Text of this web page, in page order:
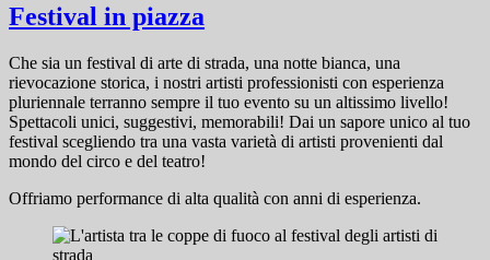
Festival in piazza
Che sia un festival di arte di strada, una notte bianca, una
rievocazione storica, i nostri artisti professionisti con esperienza
pluriennale terranno sempre il tuo evento su un altissimo livello!
Spettacoli unici, suggestivi, memorabili! Dai un sapore unico al tuo
festival scegliendo tra una vasta varietà di artisti provenienti dal
mondo del circo e del teatro!
Offriamo performance di alta qualità con anni di esperienza.